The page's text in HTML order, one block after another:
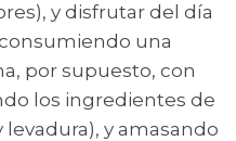
y disfrutar del día
una
por supuesto, con
los ingredientes de
levadura), y amasando